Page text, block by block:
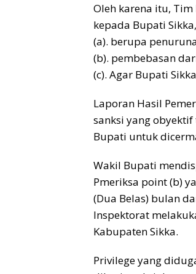
Oleh karena itu,
kepada Bupati
(a). berupa
(b). pembebasan
(c). Agar Bupati
Laporan Hasil
sanksi yang
Bupati untuk
Wakil Bupati
Pmeriksa point (b)
(Dua Belas) bulan
Inspektorat
Kabupaten Sikka.
Privilege yang